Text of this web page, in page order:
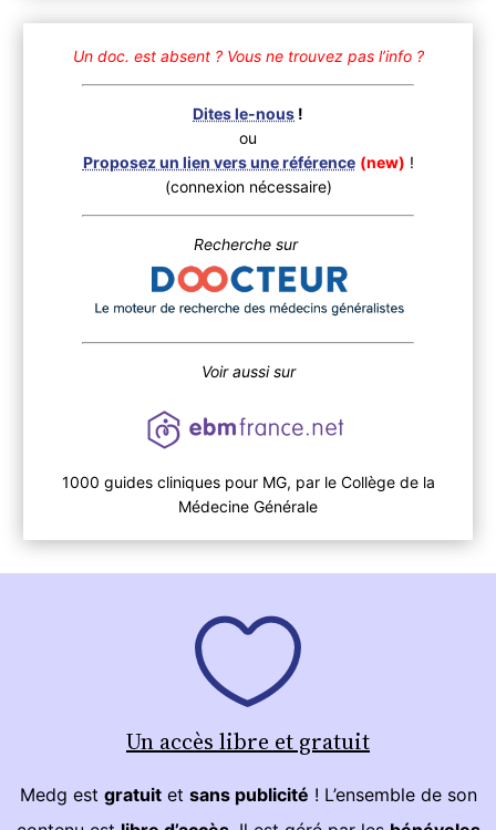
Un doc. est absent ? Vous ne trouvez pas l’info ?
Dites le-nous !
ou
Proposez un lien vers une référence (new) !
(connexion nécessaire)
Recherche sur
Voir aussi sur
1000 guides cliniques pour MG, par le Collège de la
Médecine Générale
Un accès libre et gratuit
Medg est gratuitet sans publicité ! L’ensemble de son